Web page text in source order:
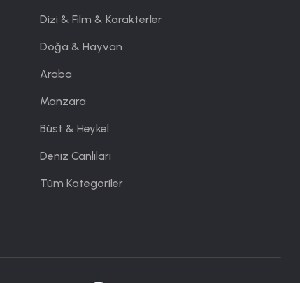
Dizi & Film & Karakterler
Doğa & Hayvan
Araba
Manzara
Büst & Heykel
Deniz Canlıları
Tüm Kategoriler